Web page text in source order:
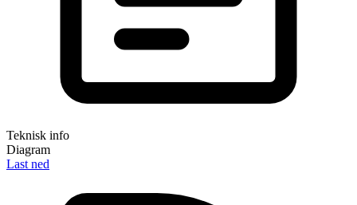
Teknisk info
Diagram
Last ned